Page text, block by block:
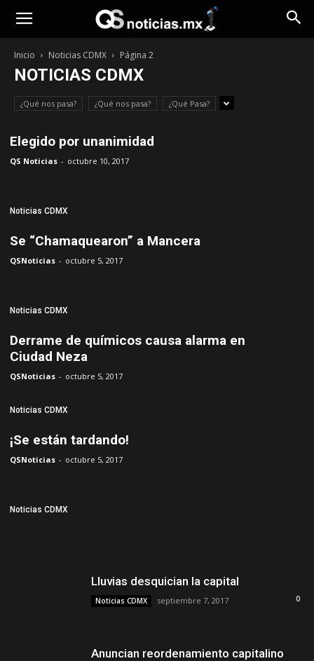
Inicio Noticias CDMX Página 2
NOTICIAS CDMX
¿Qué nos pasa? ¿Qué nos pasa? ¿Qué Pasa?
Noticias CDMX
Elegido por unanimidad
QS Noticias - octubre 10, 2017
Noticias CDMX
Se “Chamaquearon” a Mancera
QSNoticias - octubre 5, 2017
Noticias CDMX
Derrame de químicos causa alarma en
Ciudad Neza
QSNoticias - octubre 5, 2017
Noticias CDMX
¡Se están tardando!
QSNoticias - octubre 5, 2017
Lluvias desquician la capital
Noticias CDMX septiembre 7, 2017 0
Anuncian reordenamiento capitalino